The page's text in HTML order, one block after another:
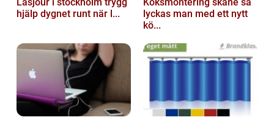
Låsjour i stockholm trygg
hjälp dygnet runt när l...
Köksmontering skåne så
lyckas man med ett nytt
kö...